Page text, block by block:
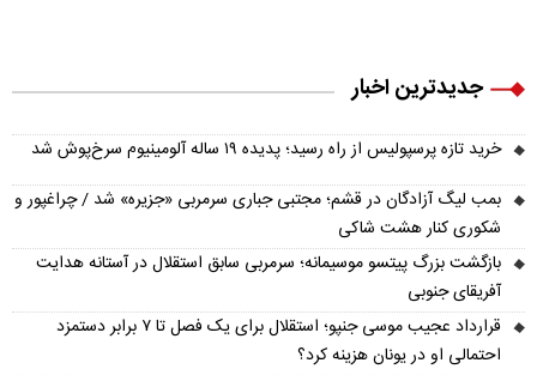
جدیدترین اخبار
خرید تازه پرسپولیس از راه رسید؛ پدیده ۱۹ ساله آلومینیوم سرخ‌پوش شد
بمب لیگ آزادگان در قشم؛ مجتبی جباری سرمربی «جزیره» شد / چراغپور و
شکوری کنار هشت شاکی
بازگشت بزرگ پیتسو موسیمانه؛ سرمربی سابق استقلال در آستانه هدایت
آفریقای جنوبی
قرارداد عجیب موسی جنپو؛ استقلال برای یک فصل تا ۷ برابر دستمزد
احتمالی او در یونان هزینه کرد؟